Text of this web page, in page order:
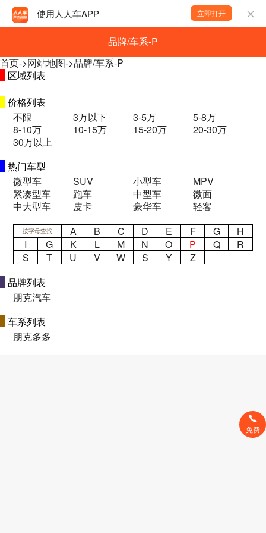
使用人人车APP 立即打开
品牌/车系-P
首页->网站地图->品牌/车系-P
区域列表
价格列表
不限
3万以下 3-5万
5-8万
8-10万
10-15万 15-20万
20-30万
30万以上
热门车型
微型车
SUV 小型车
MPV
紧凑型车
跑车 中型车
微面
中大型车
皮卡 豪华车 轻客
按字母查找 A B C D E F G
H
I
G K L M N O P Q
R
S
T U V W S Y
Z
品牌列表
朋克汽车
车系列表
朋克多多
免费